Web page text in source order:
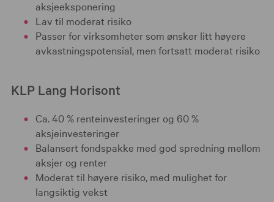
aksjeeksponering
Lav til moderat risiko
Passer for virksomheter som ønsker litt høyere
avkastningspotensial, men fortsatt moderat risiko
KLP Lang Horisont
Ca. 40 % renteinvesteringer og 60 %
aksjeinvesteringer
Balansert fondspakke med god spredning mellom
aksjer og renter
Moderat til høyere risiko, med mulighet for
langsiktig vekst